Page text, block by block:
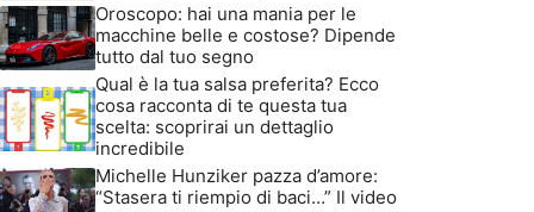
Oroscopo: hai una mania per le
macchine belle e costose? Dipende
tutto dal tuo segno
Qual è la tua salsa preferita? Ecco
cosa racconta di te questa tua
scelta: scoprirai un dettaglio
incredibile
Michelle Hunziker pazza d’amore:
“Stasera ti riempio di baci…” Il video